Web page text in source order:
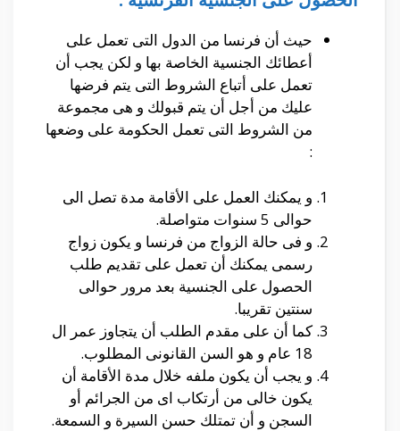
حيث أن فرنسا من الدول التى تعمل على
أعطائك الجنسية الخاصة بها و لكن يجب أن
تعمل على أتباع الشروط التى يتم فرضها
عليك من أجل أن يتم قبولك و هى مجموعة
من الشروط التى تعمل الحكومة على وضعها
:
و يمكنك العمل على الأقامة مدة تصل الى
حوالى 5 سنوات متواصلة.
و فى حالة الزواج من فرنسا و يكون زواج
رسمى يمكنك أن تعمل على تقديم طلب
الحصول على الجنسية بعد مرور حوالى
سنتين تقريبا.
كما أن على مقدم الطلب أن يتجاوز عمر ال
18 عام و هو السن القانونى المطلوب.
و يجب أن يكون ملفه خلال مدة الأقامة أن
يكون خالى من أرتكاب اى من الجرائم أو
السجن و أن تمتلك حسن السيرة و السمعة.